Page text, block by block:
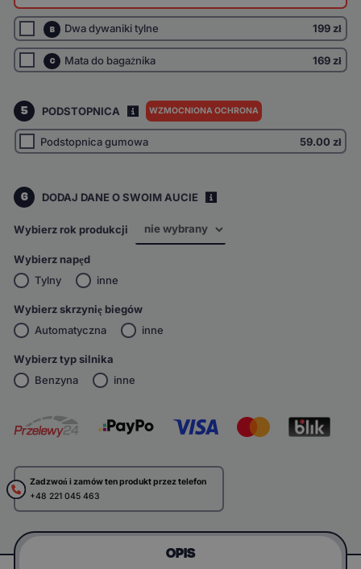
B Dwa dywaniki tylne 199 zł
C Mata do bagażnika 169 zł
5 PODSTOPNICA WZMOCNIONA OCHRONA
Podstopnica gumowa 59.00 zł
6 DODAJ DANE O SWOIM AUCIE
Wybierz rok produkcji
Wybierz napęd
Tylny
inne
Wybierz skrzynię biegów
Automatyczna
inne
Wybierz typ silnika
Benzyna
inne
Zadzwoń i zamów ten produkt przez telefon
+48 221 045 463
OPIS